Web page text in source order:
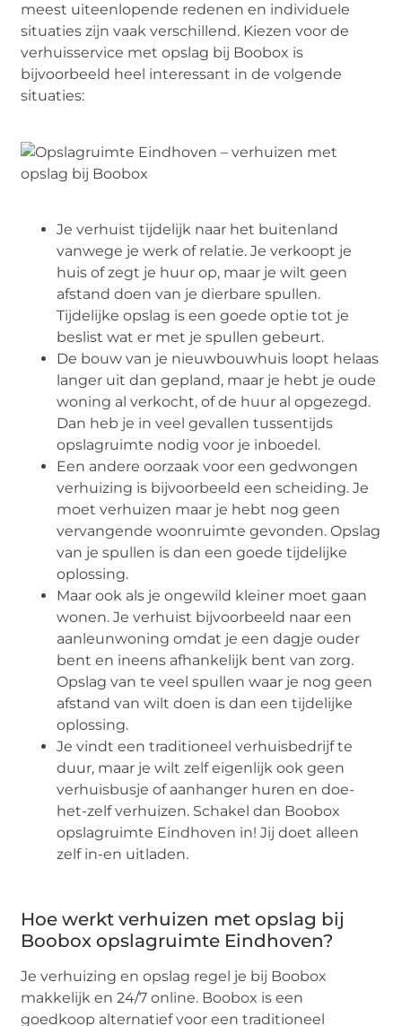
meest uiteenlopende redenen en individuele
situaties zijn vaak verschillend. Kiezen voor de
verhuisservice met opslag bij Boobox is
bijvoorbeeld heel interessant in de volgende
situaties:
Je verhuist tijdelijk naar het buitenland
vanwege je werk of relatie. Je verkoopt je
huis of zegt je huur op, maar je wilt geen
afstand doen van je dierbare spullen.
Tijdelijke opslag is een goede optie tot je
beslist wat er met je spullen gebeurt.
De bouw van je nieuwbouwhuis loopt helaas
langer uit dan gepland, maar je hebt je oude
woning al verkocht, of de huur al opgezegd.
Dan heb je in veel gevallen tussentijds
opslagruimte nodig voor je inboedel.
Een andere oorzaak voor een gedwongen
verhuizing is bijvoorbeeld een scheiding. Je
moet verhuizen maar je hebt nog geen
vervangende woonruimte gevonden. Opslag
van je spullen is dan een goede tijdelijke
oplossing.
Maar ook als je ongewild kleiner moet gaan
wonen. Je verhuist bijvoorbeeld naar een
aanleunwoning omdat je een dagje ouder
bent en ineens afhankelijk bent van zorg.
Opslag van te veel spullen waar je nog geen
afstand van wilt doen is dan een tijdelijke
oplossing.
Je vindt een traditioneel verhuisbedrijf te
duur, maar je wilt zelf eigenlijk ook geen
verhuisbusje of aanhanger huren en doe-
het-zelf verhuizen. Schakel dan Boobox
opslagruimte Eindhoven in! Jij doet alleen
zelf in-en uitladen.
Hoe werkt verhuizen met opslag bij
Boobox opslagruimte Eindhoven?
Je verhuizing en opslag regel je bij Boobox
makkelijk en 24/7 online. Boobox is een
goedkoop alternatief voor een traditioneel